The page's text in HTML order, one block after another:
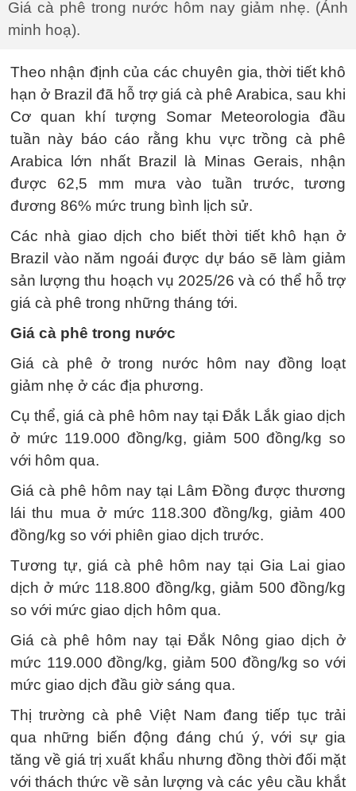
Giá cà phê trong nước hôm nay giảm nhẹ. (Ảnh
minh hoạ).
Theo nhận định của các chuyên gia, thời tiết khô
hạn ở Brazil đã hỗ trợ giá cà phê Arabica, sau khi
Cơ quan khí tượng Somar Meteorologia đầu
tuần này báo cáo rằng khu vực trồng cà phê
Arabica lớn nhất Brazil là Minas Gerais, nhận
được 62,5 mm mưa vào tuần trước, tương
đương 86% mức trung bình lịch sử.
Các nhà giao dịch cho biết thời tiết khô hạn ở
Brazil vào năm ngoái được dự báo sẽ làm giảm
sản lượng thu hoạch vụ 2025/26 và có thể hỗ trợ
giá cà phê trong những tháng tới.
Giá cà phê trong nước
Giá cà phê ở trong nước hôm nay đồng loạt
giảm nhẹ ở các địa phương.
Cụ thể, giá cà phê hôm nay tại Đắk Lắk giao dịch
ở mức 119.000 đồng/kg, giảm 500 đồng/kg so
với hôm qua.
Giá cà phê hôm nay tại Lâm Đồng được thương
lái thu mua ở mức 118.300 đồng/kg, giảm 400
đồng/kg so với phiên giao dịch trước.
Tương tự, giá cà phê hôm nay tại Gia Lai giao
dịch ở mức 118.800 đồng/kg, giảm 500 đồng/kg
so với mức giao dịch hôm qua.
Giá cà phê hôm nay tại Đắk Nông giao dịch ở
mức 119.000 đồng/kg, giảm 500 đồng/kg so với
mức giao dịch đầu giờ sáng qua.
Thị trường cà phê Việt Nam đang tiếp tục trải
qua những biến động đáng chú ý, với sự gia
tăng về giá trị xuất khẩu nhưng đồng thời đối mặt
với thách thức về sản lượng và các yêu cầu khắt